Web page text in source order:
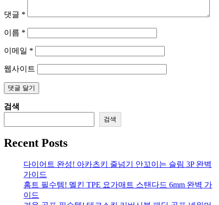
댓글 *
이름 *
이메일 *
웹사이트
검색
검색
Recent Posts
다이어트 완성! 아카츠키 줄넘기 안꼬이는 슬림 3P 완벽
가이드
홈트 필수템! 멜킨 TPE 요가매트 스탠다드 6mm 완벽 가
이드